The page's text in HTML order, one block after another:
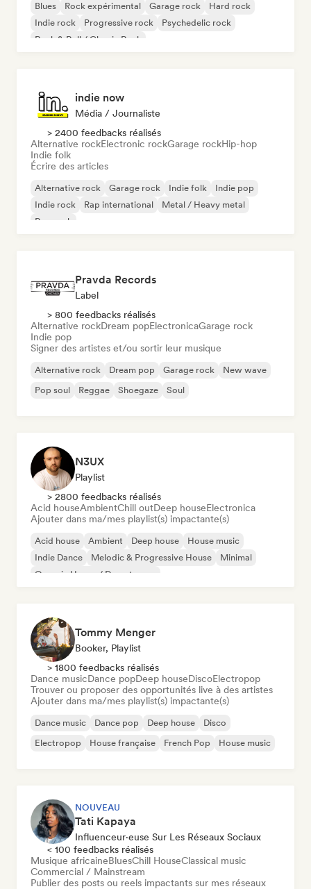
Blues Rock expérimental Garage rock
Hard rock
Indie rock
Progressive rock
Psychedelic rock
Rock & Roll / Classic Rock
indie now
Média / Journaliste
> 2400 feedbacks réalisés
Alternative rockElectronic rockGarage rockHip-hop
Indie folk
Écrire des articles
Alternative rock Garage rock Indie folk
Indie pop
Indie rock
Rap international
Metal / Heavy metal
Pop rock
Pravda Records
Label
> 800 feedbacks réalisés
Alternative rockDream popElectronicaGarage rock
Indie pop
Signer des artistes et/ou sortir leur musique
Alternative rock Dream pop Garage rock
New wave
Pop soul
Reggae Shoegaze Soul
N3UX
Playlist
> 2800 feedbacks réalisés
Acid houseAmbientChill outDeep houseElectronica
Ajouter dans ma/mes playlist(s) impactante(s)
Acid house Ambient Deep house
House music
Indie Dance
Melodic & Progressive House
Minimal
Organic House / Downtempo
Tommy Menger
Booker, Playlist
> 1800 feedbacks réalisés
Dance musicDance popDeep houseDiscoElectropop
Trouver ou proposer des opportunités live à des artistes
Ajouter dans ma/mes playlist(s) impactante(s)
Dance music Dance pop Deep house
Disco
Electropop
House française French Pop House music
NOUVEAU
Tati Kapaya
Influenceur·euse Sur Les Réseaux Sociaux
< 100 feedbacks réalisés
Musique africaineBluesChill HouseClassical music
Commercial / Mainstream
Publier des posts ou reels impactants sur mes réseaux